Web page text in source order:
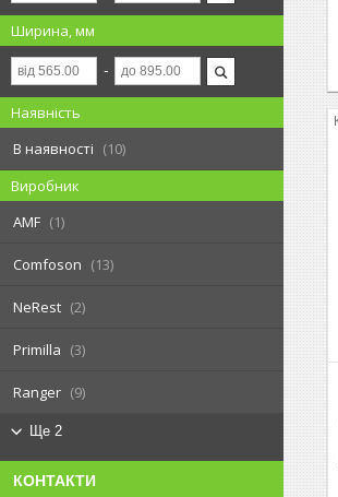
Ширина, мм
Наявність
В наявності
10
Виробник
AMF
1
Comfoson 13
NeRest 2
Primilla 3
Ranger 9
Ще 2
КОНТАКТИ